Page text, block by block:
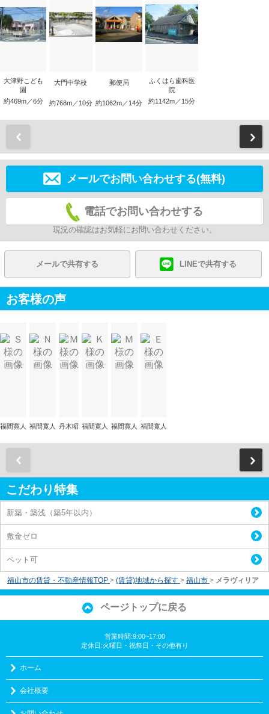
大津野こども
園
約469m／6分
大門中学校
約768m／10分
郵便局
約1062m／14分
ふくはら歯科医
院
約1142m／15分
メールでお問い合わせする(無料)
電話でお問い合わせする
現況の確認はお気軽にお問い合わせください。
メールで共有する LINEで共有する
お客様の声
福間寛人 福間寛人 丹木昭 福間寛人 福間寛人 福間寛人
こだわり特集
新築・築浅（築5年以内）
敷金ゼロ
ペット可
福山市の賃貸・不動産情報TOP > (賃貸)地域から探す > 福山市 > メラヴィリア
ページトップに戻る
営業時間:9:00~17:00
定休日:火曜日・祝祭日・その他有り
ホーム
会社概要